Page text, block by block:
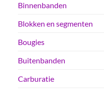
Binnenbanden
Blokken en segmenten
Bougies
Buitenbanden
Carburatie